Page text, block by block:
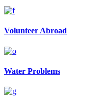
Volunteer Abroad
Water Problems